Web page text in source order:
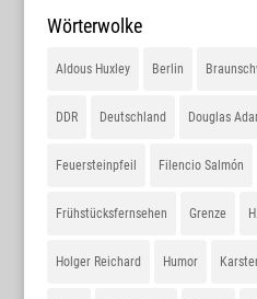
Wörterwolke
Aldous Huxley Berlin
DDR Deutschland Douglas
Feuersteinpfeil Filencio Salmón
Frühstücksfernsehen Grenze
Holger Reichard Humor